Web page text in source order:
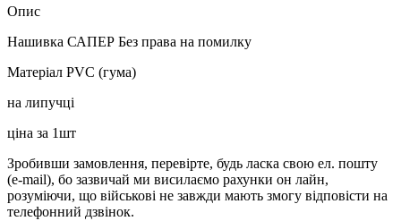
Опис
Нашивка САПЕР Без права на помилку
Матеріал PVC (гума)
на липучці
ціна за 1шт
Зробивши замовлення, перевірте, будь ласка свою ел. пошту
(e-mail), бо зазвичай ми висилаємо рахунки он лайн,
розуміючи, що військові не завжди мають змогу відповісти на
телефонний дзвінок.